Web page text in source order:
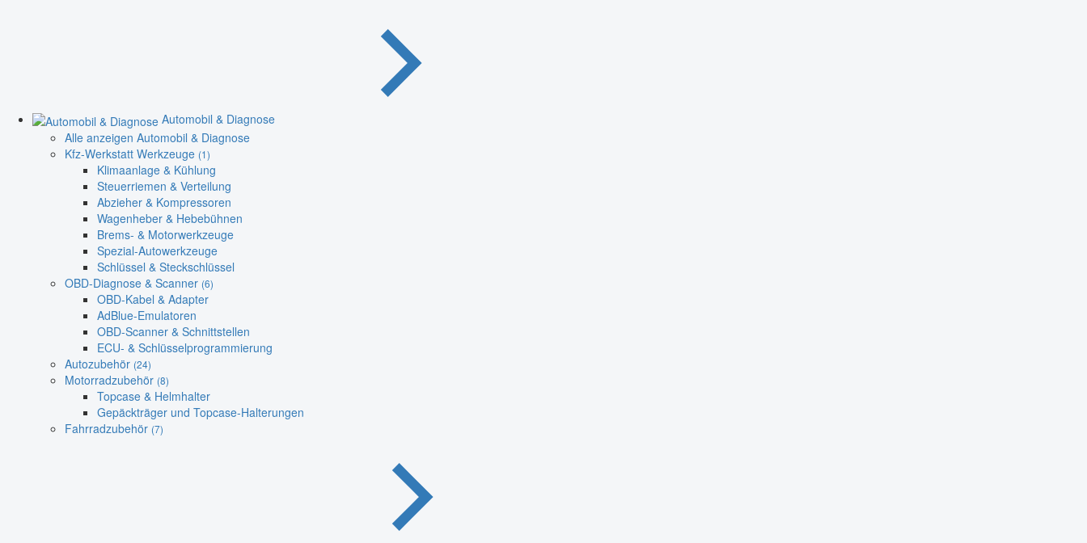
Automobil & Diagnose
Alle anzeigen Automobil & Diagnose
Kfz-Werkstatt Werkzeuge (1)
Klimaanlage & Kühlung
Steuerriemen & Verteilung
Abzieher & Kompressoren
Wagenheber & Hebebühnen
Brems- & Motorwerkzeuge
Spezial-Autowerkzeuge
Schlüssel & Steckschlüssel
OBD-Diagnose & Scanner (6)
OBD-Kabel & Adapter
AdBlue-Emulatoren
OBD-Scanner & Schnittstellen
ECU- & Schlüsselprogrammierung
Autozubehör (24)
Motorradzubehör (8)
Topcase & Helmhalter
Gepäckträger und Topcase-Halterungen
Fahrradzubehör (7)